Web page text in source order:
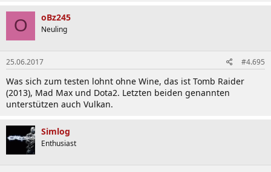
O oBz245
Neuling
25.06.2017 #4.695
Was sich zum testen lohnt ohne Wine, das ist Tomb Raider
(2013), Mad Max und Dota2. Letzten beiden genannten
unterstützen auch Vulkan.
Simlog
Enthusiast